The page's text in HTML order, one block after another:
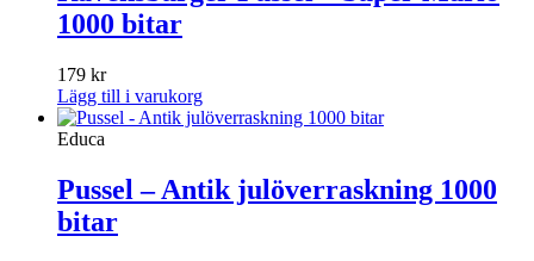
1000 bitar
179 kr
Lägg till i varukorg
Educa
Pussel – Antik julöverraskning 1000
bitar